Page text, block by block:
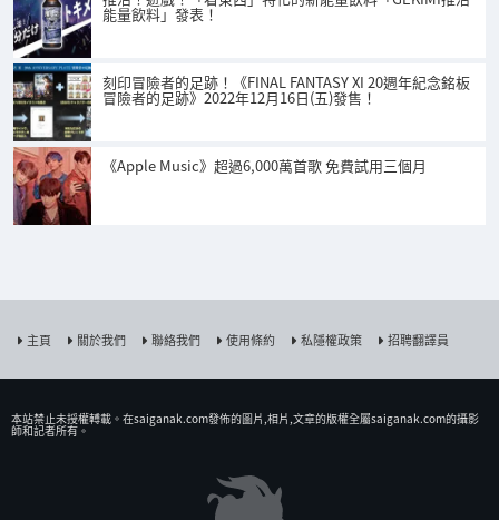
能量飲料」發表！
刻印冒險者的足跡！《FINAL FANTASY XI 20週年紀念銘板
冒險者的足跡》2022年12月16日(五)發售！
《Apple Music》超過6,000萬首歌 免費試用三個月
主頁 關於我們 聯絡我們 使用條約 私隱權政策 招聘翻譯員
本站禁止未授權𨍭載。在saiganak.com發佈的圖片,相片,文章的版權全屬saiganak.com的攝影
師和記者所有。